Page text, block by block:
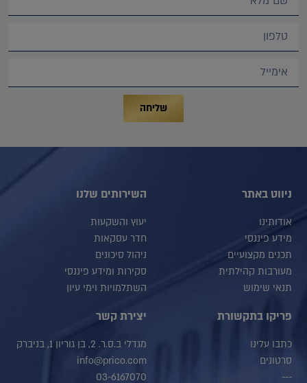
שליחה
ניווט באתר
אודותינו
מידע פיננסי
תכנים מקצועיים
מעורבות קהילתית
תנאי שימוש
השירותים שלנו
יעוץ והשקעות
חדר עסקאות
ניהול סיכונים
סקירות ומידע פיננסי
השתלמויות וימי עיון
פריקו בתקשורת
כתבו עלינו
סרטונים
---
יצירת קשר
מגדלי ב.ס.ר. 2, בן גוריון 1, בניברק
info@prico.com
03-6167070